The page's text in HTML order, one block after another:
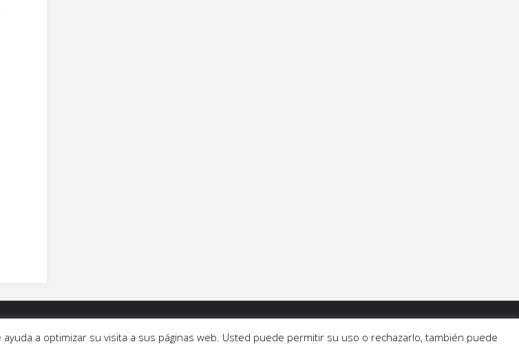
SOMOS | CONTACTO
a optimizar su visita a sus páginas web. Usted puede permitir su uso o rechazarlo, también puede